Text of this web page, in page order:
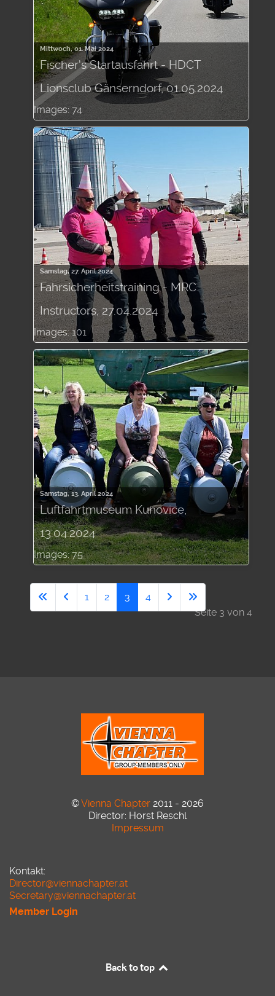
Mittwoch, 01. Mai 2024
Fischer's Startausfahrt - HDCT
Lionsclub Gänserndorf, 01.05.2024
Images: 74
Samstag, 27. April 2024
Fahrsicherheitstraining - MRC
Instructors, 27.04.2024
Images: 101
Samstag, 13. April 2024
Luftfahrtmuseum Kunovice,
13.04.2024
Images: 75
Seite 3 von 4
1 2 3 4
©Vienna Chapter 2011 - 2026
Director: Horst Reschl
Impressum
Kontakt:
Director@viennachapter.at
Secretary@viennachapter.at
Member Login
Back to top